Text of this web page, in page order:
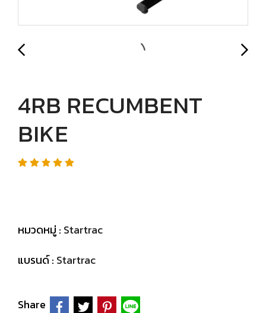
4RB RECUMBENT
BIKE
หมวดหมู่ : Startrac
แบรนด์ : Startrac
Share